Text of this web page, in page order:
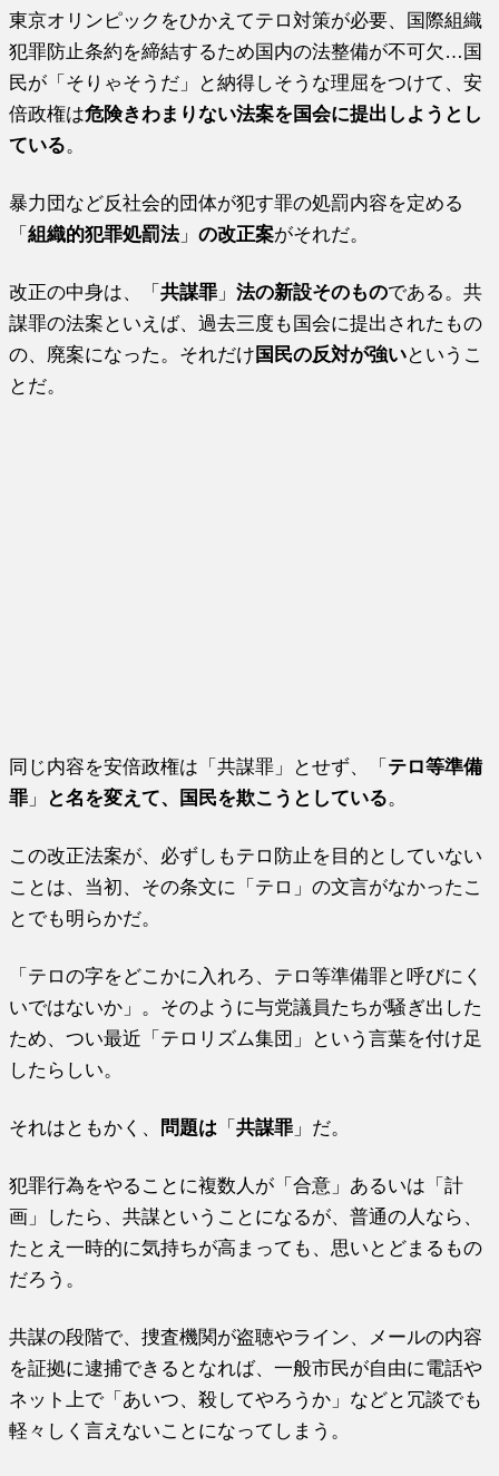
東京オリンピックをひかえてテロ対策が必要、国際組織
犯罪防止条約を締結するため国内の法整備が不可欠…国
民が「そりゃそうだ」と納得しそうな理屈をつけて、安
倍政権は危険きわまりない法案を国会に提出しようとし
ている。
暴力団など反社会的団体が犯す罪の処罰内容を定める
「組織的犯罪処罰法」の改正案がそれだ。
改正の中身は、「共謀罪 」法の新設そのものである。共
謀罪の法案といえば、過去三度も国会に提出されたもの
の、廃案になった。それだけ 国民の反対が強いというこ
とだ。
同じ内容を安倍政権は「共謀罪」とせず、「 テロ等準備
罪 」 と名を変えて、国民を欺こうとしている。
この改正法案が、必ずしもテロ防止を目的としていない
ことは、当初、その条文に「テロ」の文言がなかったこ
とでも明らかだ。
「テロの字をどこかに入れろ、テロ等準備罪と呼びにく
いではないか」。そのように与党議員たちが騒ぎ出した
ため、つい最近「テロリズム集団」という言葉を付け足
したらしい。
それはともかく、 問題は 「共謀罪 」だ。
犯罪行為をやることに複数人が「合意」あるいは「計
画」したら、共謀ということになるが、普通の人なら、
たとえ一時的に気持ちが高まっても、思いとどまるもの
だろう。
共謀の段階で、捜査機関が盗聴やライン、メールの内容
を証拠に逮捕できるとなれば、一般市民が自由に電話や
ネット上で「あいつ、殺してやろうか」などと冗談でも
軽々しく言えないことになってしまう。